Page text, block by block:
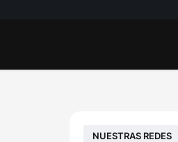
NUESTRAS REDES